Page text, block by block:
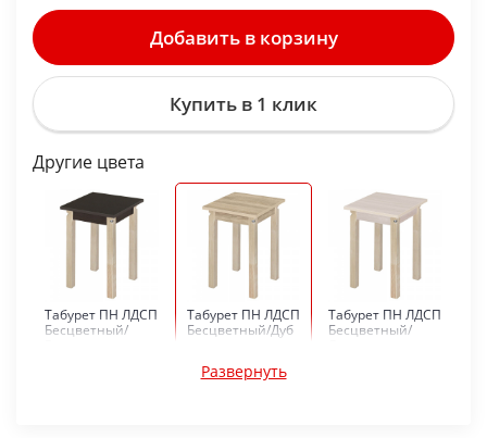
Добавить в корзину
Купить в 1 клик
Другие цвета
Табурет ПН ЛДСП
Бесцветный/
Табурет ПН ЛДСП
Бесцветный/Дуб
Табурет ПН ЛДСП
Бесцветный/
Развернуть